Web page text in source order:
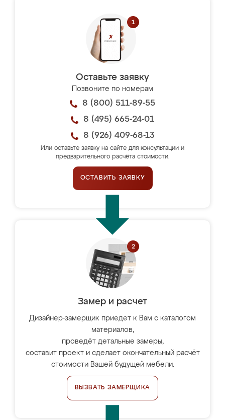
Оставьте заявку
Позвоните по номерам
8 (800) 511-89-55
8 (495) 665-24-01
8 (926) 409-68-13
Или оставьте заявку на сайте для консультации и
предварительного расчёта стоимости.
ОСТАВИТЬ ЗАЯВКУ
Замер и расчет
Дизайнер-замерщик приедет к Вам с каталогом
материалов,
проведёт детальные замеры,
составит проект и сделает окончательный расчёт
стоимости Вашей будущей мебели.
ВЫЗВАТЬ ЗАМЕРЩИКА